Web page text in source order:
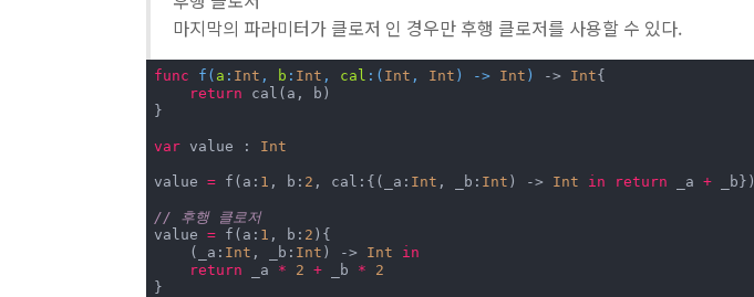
마지막의 파라미터가 클로저 인 경우만 후행 클로저를 사용할 수 있다.
func f ( a : Int , b : Int , cal :( Int , Int ) -> Int ) -> Int{
return cal(a, b)
}
var value : Int
value = f(a: 1 , b: 2 , cal:{(_a: Int , _b: Int ) -> Int in return _a + _b})
// 후행 클로저
value = f(a: 1 , b: 2 ){
    (_a:
Int , _b: Int ) -> Int
in
return _a * 2 + _b *
2
}